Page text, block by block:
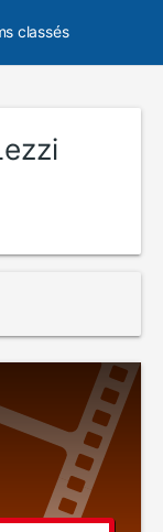
classés